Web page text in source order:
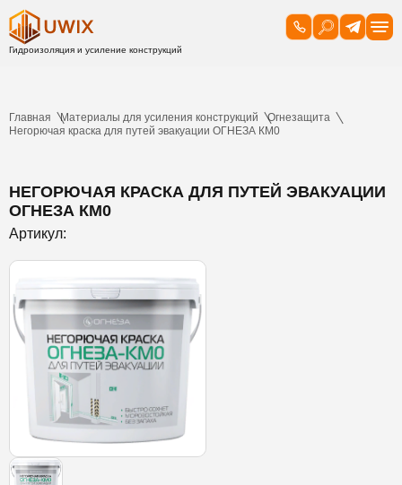
Главная Материалы для усиления конструкций
Огнезащита
Негорючая краска для путей эвакуации ОГНЕЗА КМ0
НЕГОРЮЧАЯ КРАСКА ДЛЯ ПУТЕЙ ЭВАКУАЦИИ
ОГНЕЗА КМ0
Артикул: